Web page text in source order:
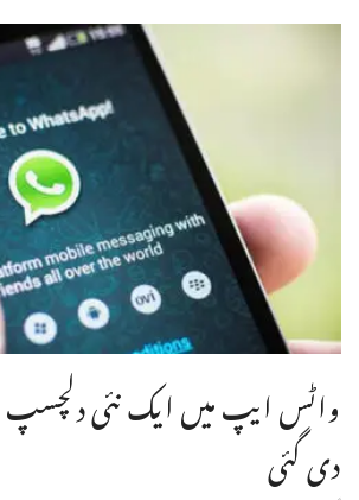
واٹس ایپ میں ایک نئی
دی گئی